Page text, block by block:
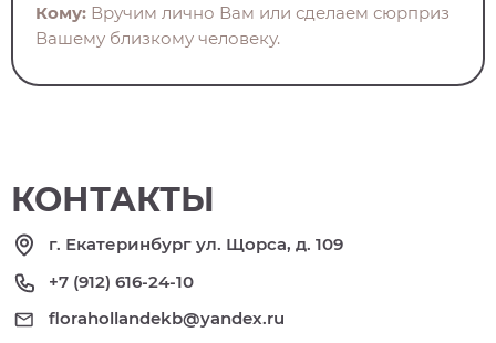
Кому: Вручим лично Вам или сделаем сюрприз
Вашему близкому человеку.
КОНТАКТЫ
г. Екатеринбург ул. Щорса, д. 109
+7 (912) 616-24-10
florahollandekb@yandex.ru